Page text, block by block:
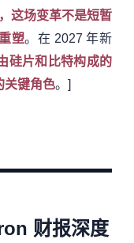
这场变革不是短暂
塑。在 2027 年新
硅片和比特构成的
关键角色。]
财报深度